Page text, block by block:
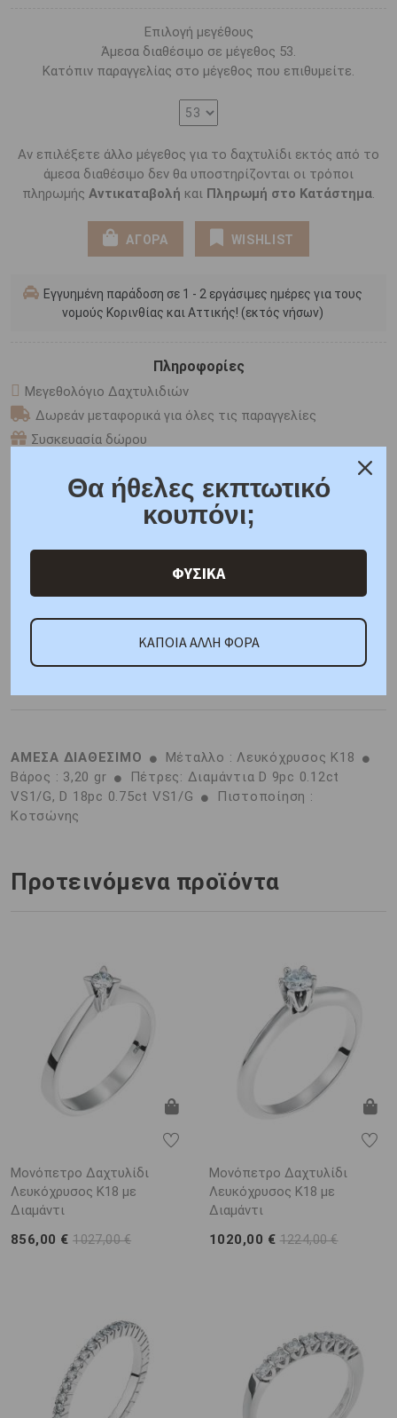
Επιλογή μεγέθους
Άμεσα διαθέσιμο σε μέγεθος 53.
Κατόπιν παραγγελίας στο μέγεθος που επιθυμείτε.
Αν επιλέξετε άλλο μέγεθος για το δαχτυλίδι εκτός από το
άμεσα διαθέσιμο δεν θα υποστηρίζονται οι τρόποι
πληρωμής Αντικαταβολή και Πληρωμή στο Κατάστημα.
ΑΓΟΡΑ WISHLIST
Εγγυημένη παράδοση σε 1 - 2 εργάσιμες ημέρες για τους
νομούς Κορινθίας και Αττικής! (εκτός νήσων)
Πληροφορίες
Μεγεθολόγιο Δαχτυλιδιών
Δωρεάν μεταφορικά για όλες τις παραγγελίες
Συσκευασία δώρου
SHARE THE LOVE
Χαρακτηριστικά Γιατί εμάς
ΑΜΕΣΑ ΔΙΑΘΕΣΙΜΟ
Μέταλλο : Λευκόχρυσος K18
Βάρος : 3,20 gr
Πέτρες: Διαμάντια D 9pc 0.12ct
VS1/G, D 18pc 0.75ct VS1/G
Πιστοποίηση :
Κοτσώνης
Προτεινόμενα προϊόντα
Μονόπετρο Δαχτυλίδι
Λευκόχρυσος Κ18 με
Διαμάντι
856,00 €1027,00 €
Μονόπετρο Δαχτυλίδι
Λευκόχρυσος Κ18 με
Διαμάντι
1020,00 € 1224,00 €
Θα ήθελες εκπτωτικό
κουπόνι;
ΦΥΣΙΚΑ
ΚΑΠΟΙΑ ΑΛΛΗ ΦΟΡΑ